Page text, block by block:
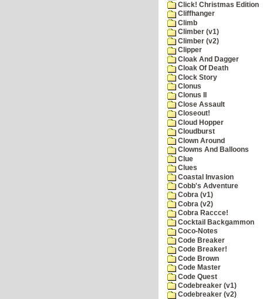
Click! Christmas Edition
Cliffhanger
Climb
Climber (v1)
Climber (v2)
Clipper
Cloak And Dagger
Cloak Of Death
Clock Story
Clonus
Clonus II
Close Assault
Closeout!
Cloud Hopper
Cloudburst
Clown Around
Clowns And Balloons
Clue
Clues
Coastal Invasion
Cobb's Adventure
Cobra (v1)
Cobra (v2)
Cobra Raccce!
Cocktail Backgammon
Coco-Notes
Code Breaker
Code Breaker!
Code Brown
Code Master
Code Quest
Codebreaker (v1)
Codebreaker (v2)